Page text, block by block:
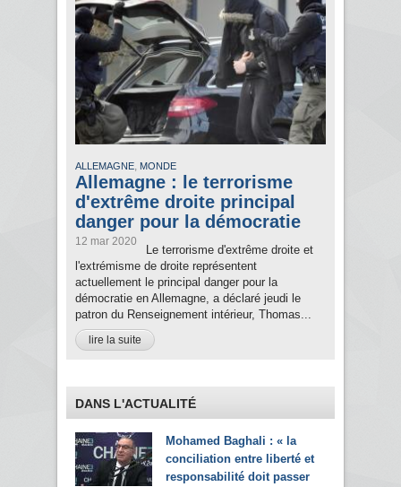
ALLEMAGNE, MONDE
Allemagne : le terrorisme
d'extrême droite principal
danger pour la démocratie
12 mar 2020
Le terrorisme d'extrême droite et
l'extrémisme de droite représentent
actuellement le principal danger pour la
démocratie en Allemagne, a déclaré jeudi le
patron du Renseignement intérieur, Thomas...
lire la suite
DANS L'ACTUALITÉ
Mohamed Baghali : « la
conciliation entre liberté et
responsabilité doit passer